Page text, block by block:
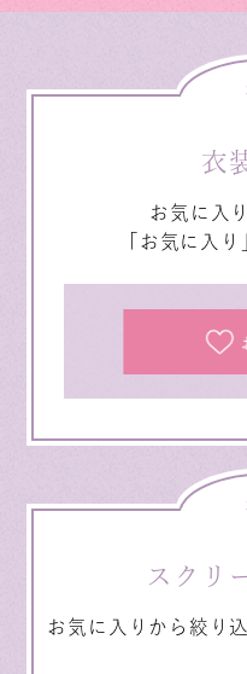
衣
お気に入
「お気に入
スクリ
お気に入りから絞り